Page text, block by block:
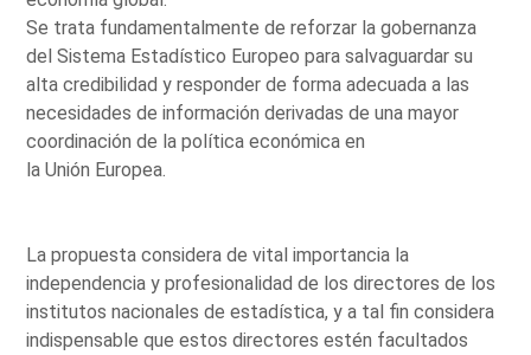
Se trata fundamentalmente de reforzar la gobernanza
del Sistema Estadístico Europeo para salvaguardar su
alta credibilidad y responder de forma adecuada a las
necesidades de información derivadas de una mayor
coordinación de la política económica en
la Unión Europea.
La propuesta considera de vital importancia la
independencia y profesionalidad de los directores de los
institutos nacionales de estadística, y a tal fin considera
indispensable que estos directores estén facultados